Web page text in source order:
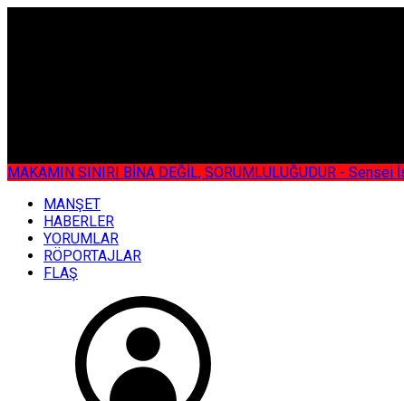
MAKAMIN SINIRI BİNA DEĞİL, SORUMLULUĞUDUR -
MANŞET
HABERLER
YORUMLAR
RÖPORTAJLAR
FLAŞ